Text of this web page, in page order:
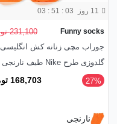
11 روز 03 : 51 : 01
Funny socks
231,100 تومان
جوراب مچی زنانه کش انگلیسی
گلدوزی طرح Nike طیف نارنجی
‎27% 168,703 تومان
نارنجی